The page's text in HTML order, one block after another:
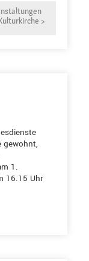
>
gewohnt,
1.
16.15 Uhr